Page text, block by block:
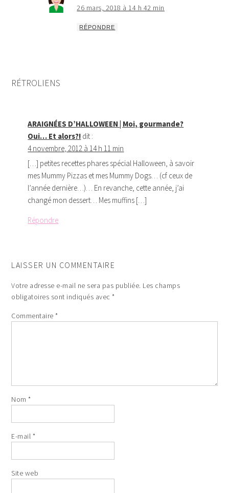
26 mars, 2018 à 14 h 42 min
RÉPONDRE
RÉTROLIENS
ARAIGNÉES D’HALLOWEEN | Moi, gourmande?
Oui… Et alors?! dit :
4 novembre, 2012 à 14 h 11 min
[…] petites recettes phares spécial Halloween, à savoir
mes Mummy Pizzas et mes Mummy Dogs… (cf ceux de
l’année dernière…)… En revanche, cette année, j’ai
changé mon dessert… Mes muffins […]
Répondre
LAISSER UN COMMENTAIRE
Votre adresse e-mail ne sera pas publiée. Les champs
obligatoires sont indiqués avec*
Commentaire*
Nom*
E-mail *
Site web